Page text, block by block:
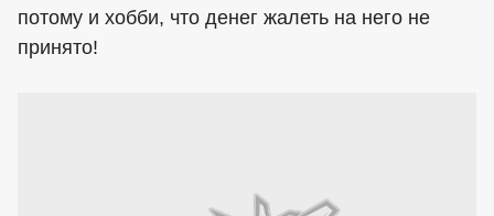
потому и хобби, что денег жалеть на него не
принято!